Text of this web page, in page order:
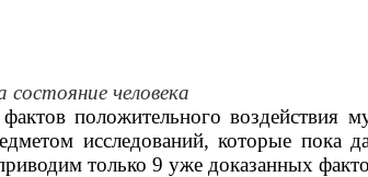
человека
положительного воздействия
исследований, которые пока
только 9 уже доказанных